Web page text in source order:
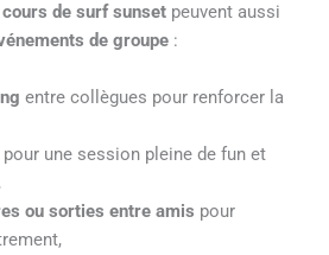
cours de surf sunset peuvent aussi
de groupe :
entre collègues pour renforcer la
une session pleine de fun et
ou sorties entre amis pour